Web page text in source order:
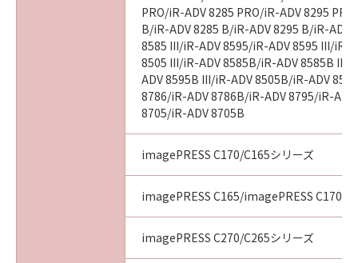
PRO/iR-ADV 8285 PRO/iR-ADV 8295
B/iR-ADV 8285 B/iR-ADV 8295 B/iR-ADV
8585 III/iR-ADV 8595/iR-ADV 8595 III/iR-
8505 III/iR-ADV 8585B/iR-ADV 8585B III/
ADV 8595B III/iR-ADV 8505B/iR-ADV
8786/iR-ADV 8786B/iR-ADV 8795/iR-
8705/iR-ADV 8705B
imagePRESS C170/C165シリーズ
imagePRESS C165/imagePRESS C170
imagePRESS C270/C265シリーズ